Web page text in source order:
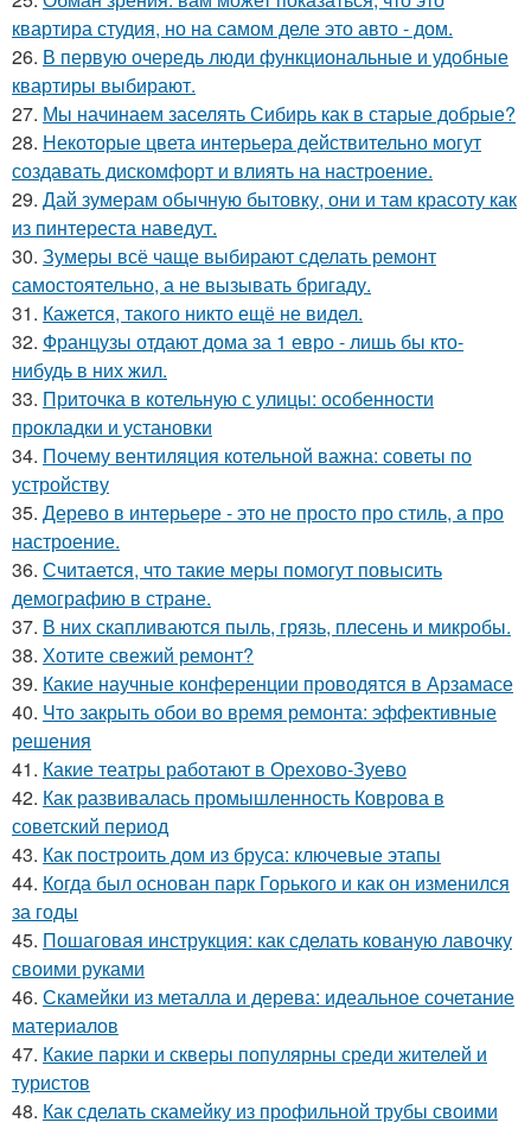
квартира студия, но на самом деле это авто - дом.
26. В первую очередь люди функциональные и удобные
квартиры выбирают.
27. Мы начинаем заселять Сибирь как в старые добрые?
28. Некоторые цвета интерьера действительно могут
создавать дискомфорт и влиять на настроение.
29. Дай зумерам обычную бытовку, они и там красоту как
из пинтереста наведут.
30. Зумеры всё чаще выбирают сделать ремонт
самостоятельно, а не вызывать бригаду.
31. Кажется, такого никто ещё не видел.
32. Французы отдают дома за 1 евро - лишь бы кто-
нибудь в них жил.
33. Приточка в котельную с улицы: особенности
прокладки и установки
34. Почему вентиляция котельной важна: советы по
устройству
35. Дерево в интерьере - это не просто про стиль, а про
настроение.
36. Считается, что такие меры помогут повысить
демографию в стране.
37. В них скапливаются пыль, грязь, плесень и микробы.
38. Хотите свежий ремонт?
39. Какие научные конференции проводятся в Арзамасе
40. Что закрыть обои во время ремонта: эффективные
решения
41. Какие театры работают в Орехово-Зуево
42. Как развивалась промышленность Коврова в
советский период
43. Как построить дом из бруса: ключевые этапы
44. Когда был основан парк Горького и как он изменился
за годы
45. Пошаговая инструкция: как сделать кованую лавочку
своими руками
46. Скамейки из металла и дерева: идеальное сочетание
материалов
47. Какие парки и скверы популярны среди жителей и
туристов
48. Как сделать скамейку из профильной трубы своими